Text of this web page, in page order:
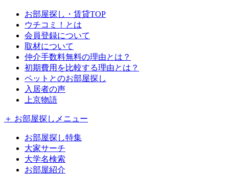
お部屋探し・賃貸TOP
ウチコミ！とは
会員登録について
取材について
仲介手数料無料の理由とは？
初期費用を比較する理由とは？
ペットとのお部屋探し
入居者の声
上京物語
＋ お部屋探しメニュー
お部屋探し特集
大家サーチ
大学名検索
お部屋紹介